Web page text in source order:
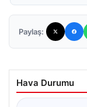
Paylaş:
Hava Durumu